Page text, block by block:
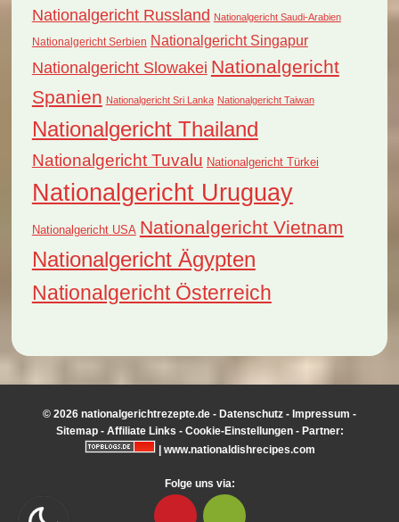
Nationalgericht Russland Nationalgericht Saudi-Arabien
Nationalgericht Serbien Nationalgericht Singapur
Nationalgericht Slowakei Nationalgericht
Spanien Nationalgericht Sri Lanka Nationalgericht Taiwan
Nationalgericht Thailand
Nationalgericht Tuvalu Nationalgericht Türkei
Nationalgericht Uruguay
Nationalgericht USA Nationalgericht Vietnam
Nationalgericht Ägypten
Nationalgericht Österreich
© 2026 nationalgerichtrezepte.de - Datenschutz - Impressum -
Sitemap- Affiliate Links - Cookie-Einstellungen- Partner:
www.nationaldishrecipes.com
Folge uns via: